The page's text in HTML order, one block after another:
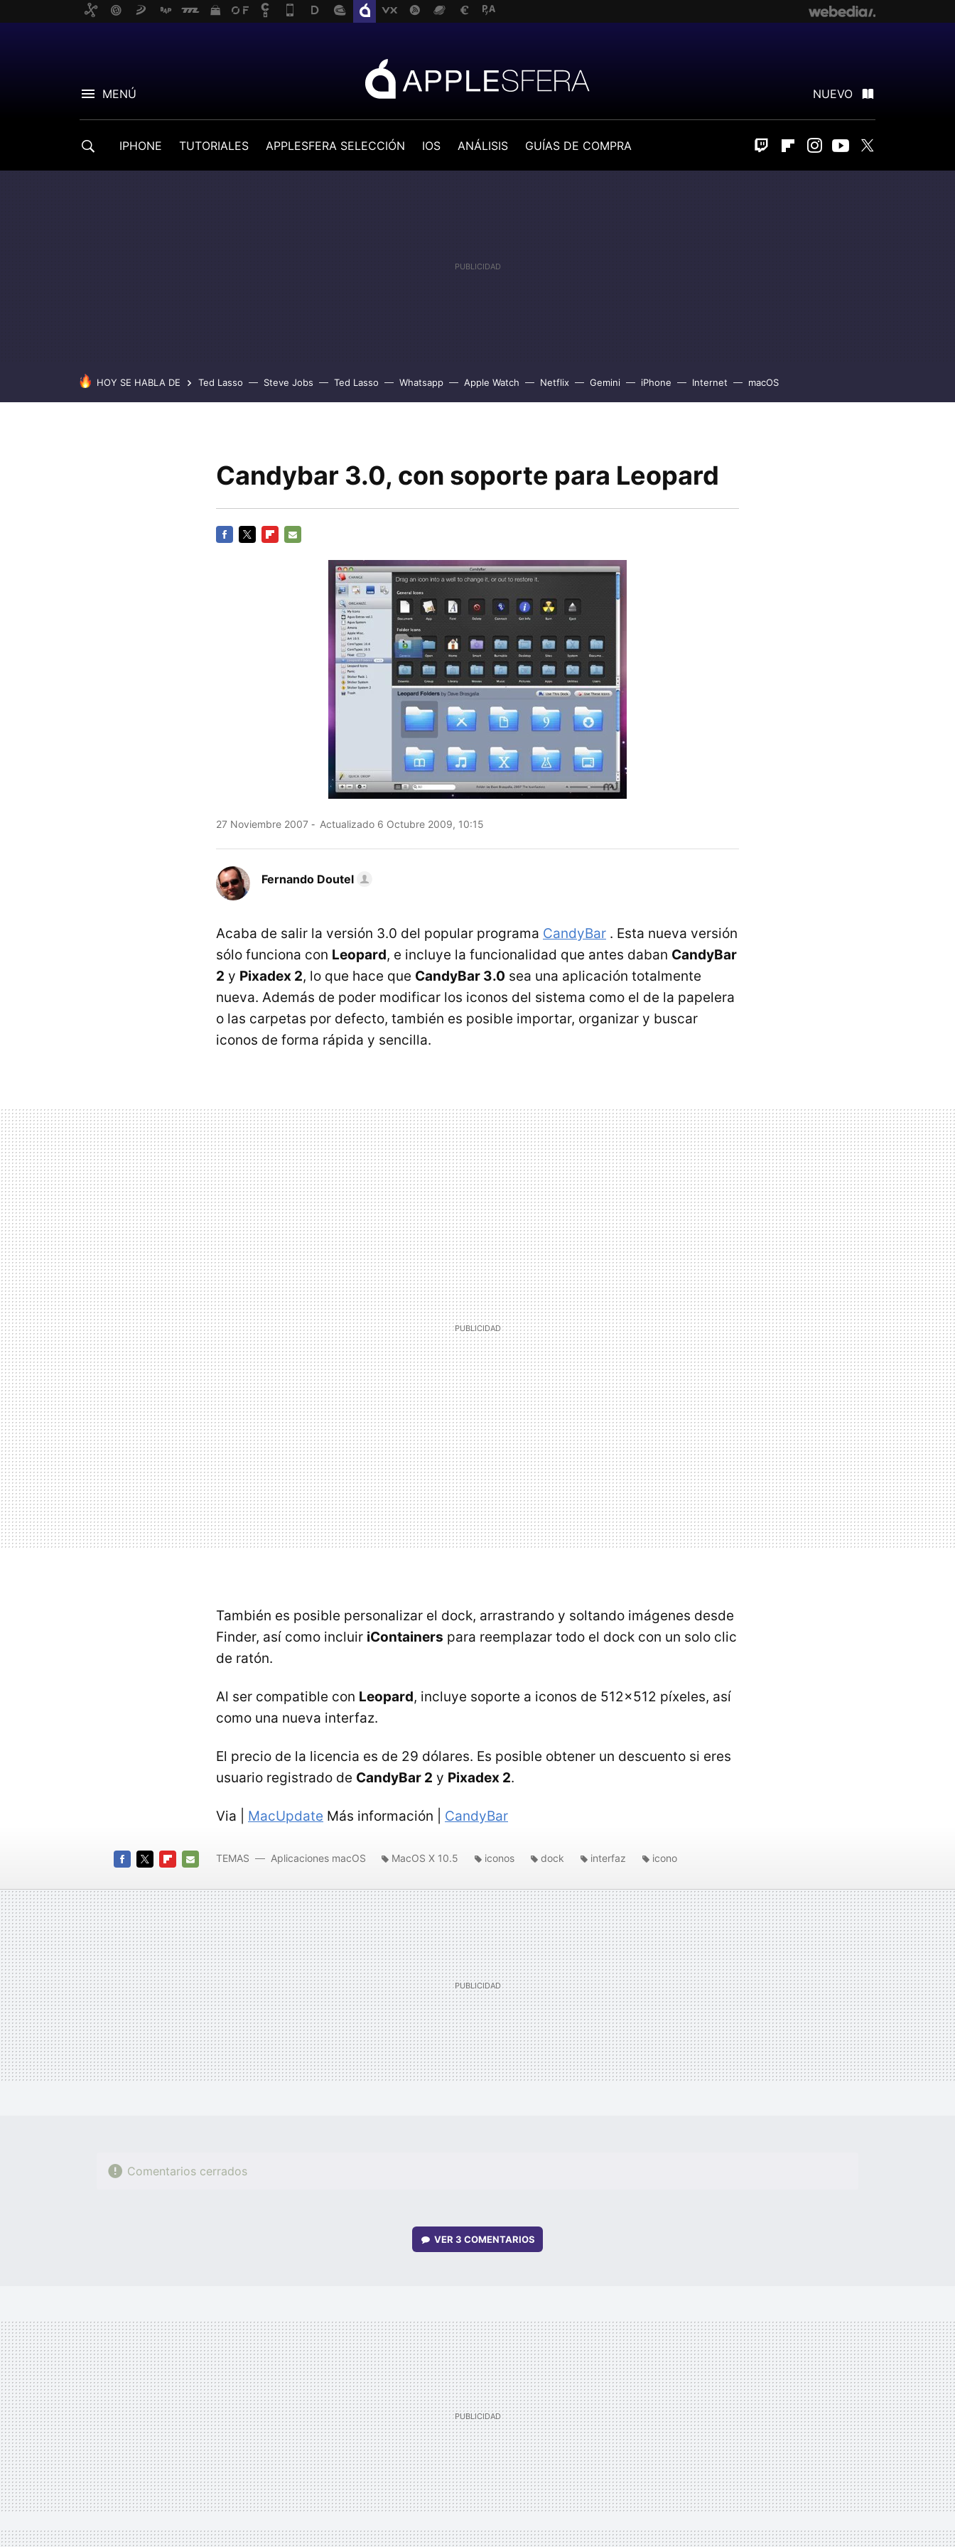
MENÚ NUEVO
IPHONE TUTORIALES APPLESFERA SELECCIÓN IOS ANÁLISIS GUÍAS DE COMPRA Twitch FlipboardInstagram
Youtube
HOY SE HABLA DE Ted Lasso Steve Jobs Ted Lasso Whatsapp Apple Watch Netflix Gemini iPhone Internet macOS
Candybar 3.0, con soporte para Leopard
27 Noviembre 2007 Actualizado 6 Octubre 2009, 10:15
Fernando Doutel
Acaba de salir la versión 3.0 del popular programa CandyBar . Esta nueva versión
sólo funciona con Leopard, e incluye la funcionalidad que antes daban CandyBar
2 y Pixadex 2, lo que hace que CandyBar 3.0 sea una aplicación totalmente
nueva. Además de poder modificar los iconos del sistema como el de la papelera
o las carpetas por defecto, también es posible importar, organizar y buscar
iconos de forma rápida y sencilla.
También es posible personalizar el dock, arrastrando y soltando imágenes desde
Finder, así como incluir iContainers para reemplazar todo el dock con un solo clic
de ratón.
Al ser compatible con Leopard, incluye soporte a iconos de 512x512 píxeles, así
como una nueva interfaz.
El precio de la licencia es de 29 dólares. Es posible obtener un descuento si eres
usuario registrado de CandyBar 2 y Pixadex 2.
Via | MacUpdate Más información | CandyBar
MAIL
TEMAS Aplicaciones macOS MacOS X 10.5 iconos dock interfaz icono
Comentarios cerrados
VER 3 COMENTARIOS